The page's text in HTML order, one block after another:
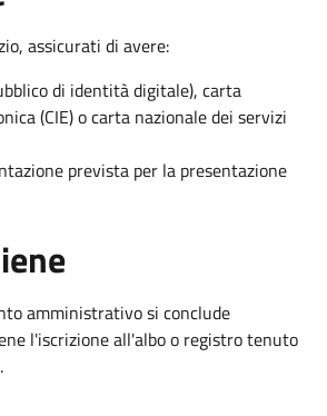
assicurati di avere:
di identità digitale), carta
(CIE) o carta nazionale dei servizi
prevista per la presentazione
amministrativo si conclude
l'iscrizione all'albo o registro tenuto